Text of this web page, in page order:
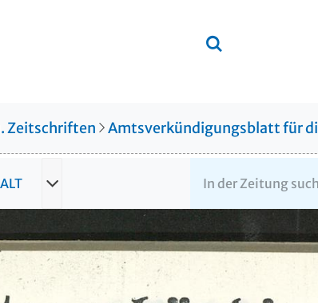
Zeitschriften Amtsverkündigungsblatt für